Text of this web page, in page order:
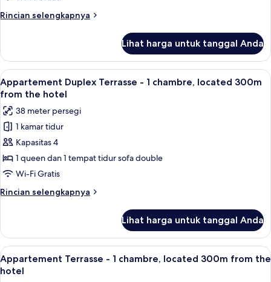
from
Rincian selengkapnya
Rincian
Appartement
Confort,
located
300m
the
hotel
Lihat harga untuk tanggal Anda
Lihat
semua
foto
untuk
Appartement
Duplex
Terrasse
-
1
chambre,
300m
from
the
hotel
Appartement Duplex Terrasse - 1
12
Appartement Duplex Terrasse - 1 chambre, located 300m
from the hotel
38 meter persegi
1 kamar tidur
Kapasitas 4
1 queen dan 1 tempat tidur sofa double
Wi-Fi Gratis
Rincian selengkapnya
Rincian
Appartement
Duplex
Terrasse
-
Lihat harga untuk tanggal Anda
Lihat
semua
Appartement Terrasse - 1 chambre,
7
Appartement Terrasse - 1 chambre, located 300m from the
hotel